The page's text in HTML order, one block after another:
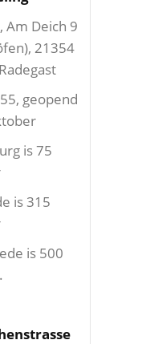
Am Deich 9
21354
geopend
is 75
is 315
is 500